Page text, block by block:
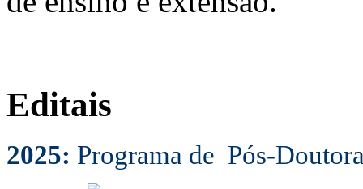
Editais
2025: Programa de Pós-